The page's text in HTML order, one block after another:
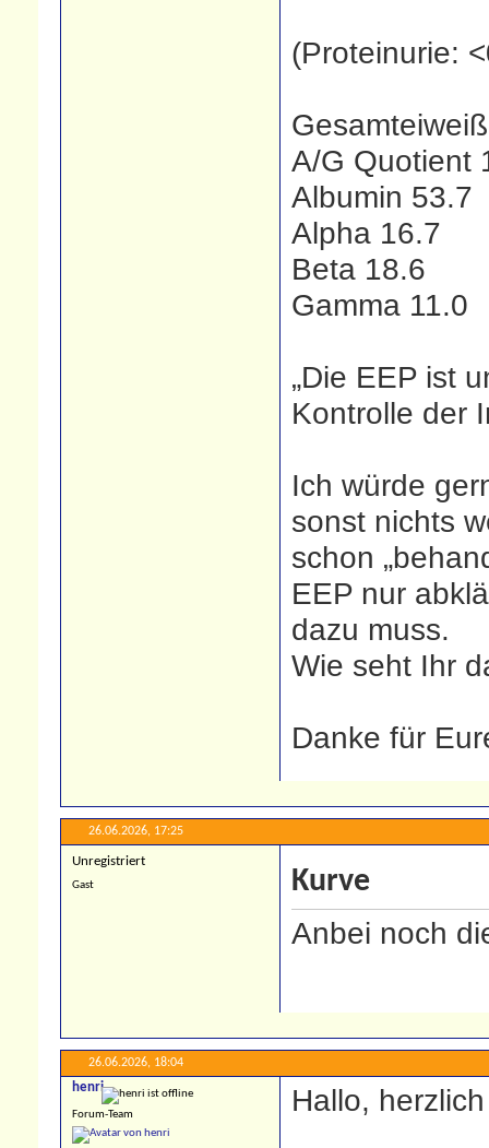
(Proteinurie:
A/G Quotient
Albumin 53.7
Alpha 16.7
Beta 18.6
Gamma 11.0
„Die EEP ist
Kontrolle der
Ich würde
sonst nichts
schon
EEP nur
dazu muss.
Wie seht Ihr
Danke für
26.06.2026, 17:25
Unregistriert
Gast Kurve
Anbei noch
26.06.2026, 18:04
henri
Forum-Team Hallo,